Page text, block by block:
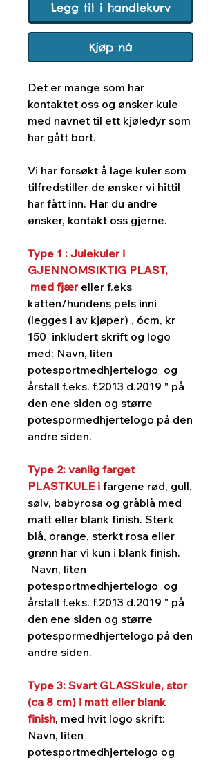
Legg til i handlekurv
Kjøp nå
Det er mange som har
kontaktet oss og ønsker kule
med navnet til ett kjøledyr som
har gått bort.
Vi har forsøkt å lage kuler som
tilfredstiller de ønsker vi hittil
har fått inn. Har du andre
ønsker, kontakt oss gjerne.
Type 1 : Julekuler i
GJENNOMSIKTIG PLAST,
med fjær eller f.eks
katten/hundens pels inni
(legges i av kjøper) , 6cm, kr
150 inkludert skrift og logo
med: Navn, liten
potesportmedhjertelogo og
årstall f.eks. f.2013 d.2019 " på
den ene siden og større
potespormedhjertelogo på den
andre siden.
Type 2: vanlig farget
PLASTKULE i fargene rød, gull,
sølv, babyrosa og gråblå med
matt eller blank finish. Sterk
blå, orange, sterkt rosa eller
grønn har vi kun i blank finish.
Navn, liten
potesportmedhjertelogo og
årstall f.eks. f.2013 d.2019 " på
den ene siden og større
potespormedhjertelogo på den
andre siden.
Type 3: Svart GLASSkule, stor
(ca 8 cm) i matt eller blank
finish, med hvit logo skrift:
Navn, liten
potesportmedhjertelogo og